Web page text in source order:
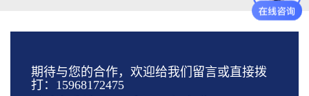
期待与您的合作，欢迎给我们留言或直接拨
打：15968172475